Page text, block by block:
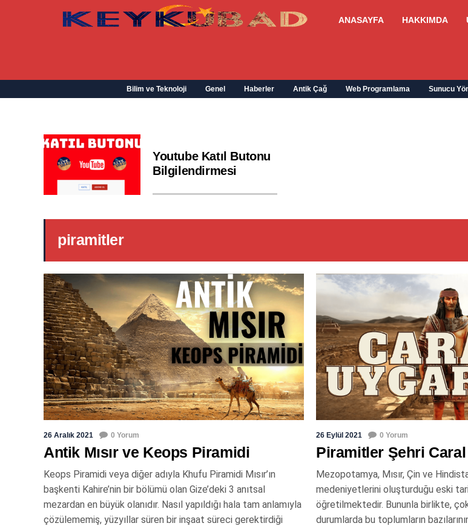
ANASAYFA HAKKIMDA
Bilim ve Teknoloji Genel Haberler Antik Çağ Web Programlama Sunucu
Youtube Katıl Butonu
Bilgilendirmesi
piramitler
26 Aralık 2021 0 Yorum
Antik Mısır ve Keops Piramidi
Keops Piramidi veya diğer adıyla Khufu Piramidi Mısır’ın
başkenti Kahire’nin bir bölümü olan Gize’deki 3 anıtsal
mezardan en büyük olanıdır. Nasıl yapıldığı hala tam anlamıyla
çözülememiş, yüzyıllar süren bir inşaat süreci gerektirdiği
26 Eylül 2021 0 Yorum
Piramitler Şehri Caral
Mezopotamya, Mısır, Çin ve
medeniyetlerini oluşturduğu eski
öğretilmektedir. Bununla birlikte,
durumlarda bu toplumların